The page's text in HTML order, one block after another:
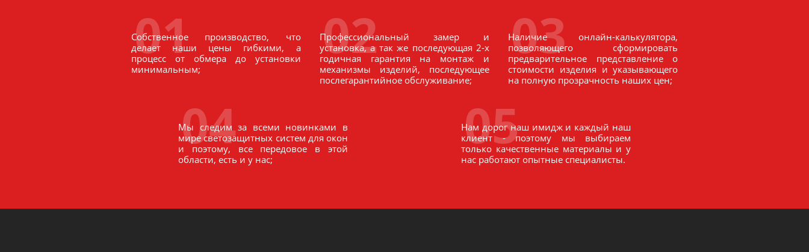
01
Собственное производство, что
делает наши цены гибкими, а
процесс от обмера до установки
минимальным;
02
Профессиональный замер и
установка, а так же последующая 2-х
годичная гарантия на монтаж и
механизмы изделий, последующее
послегарантийное обслуживание;
03
Наличие онлайн-калькулятора,
позволяющего сформировать
предварительное представление о
стоимости изделия и указывающего
на полную прозрачность наших цен;
04
Мы следим за всеми новинками в
мире светозащитных систем для окон
и поэтому, все передовое в этой
области, есть и у нас;
05
Нам дорог наш имидж и каждый наш
клиент - поэтому мы выбираем
только качественные материалы и у
нас работают опытные специалисты.